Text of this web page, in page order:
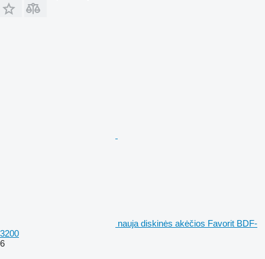
nauja diskinės akėčios Favorit BDF-
3200
6